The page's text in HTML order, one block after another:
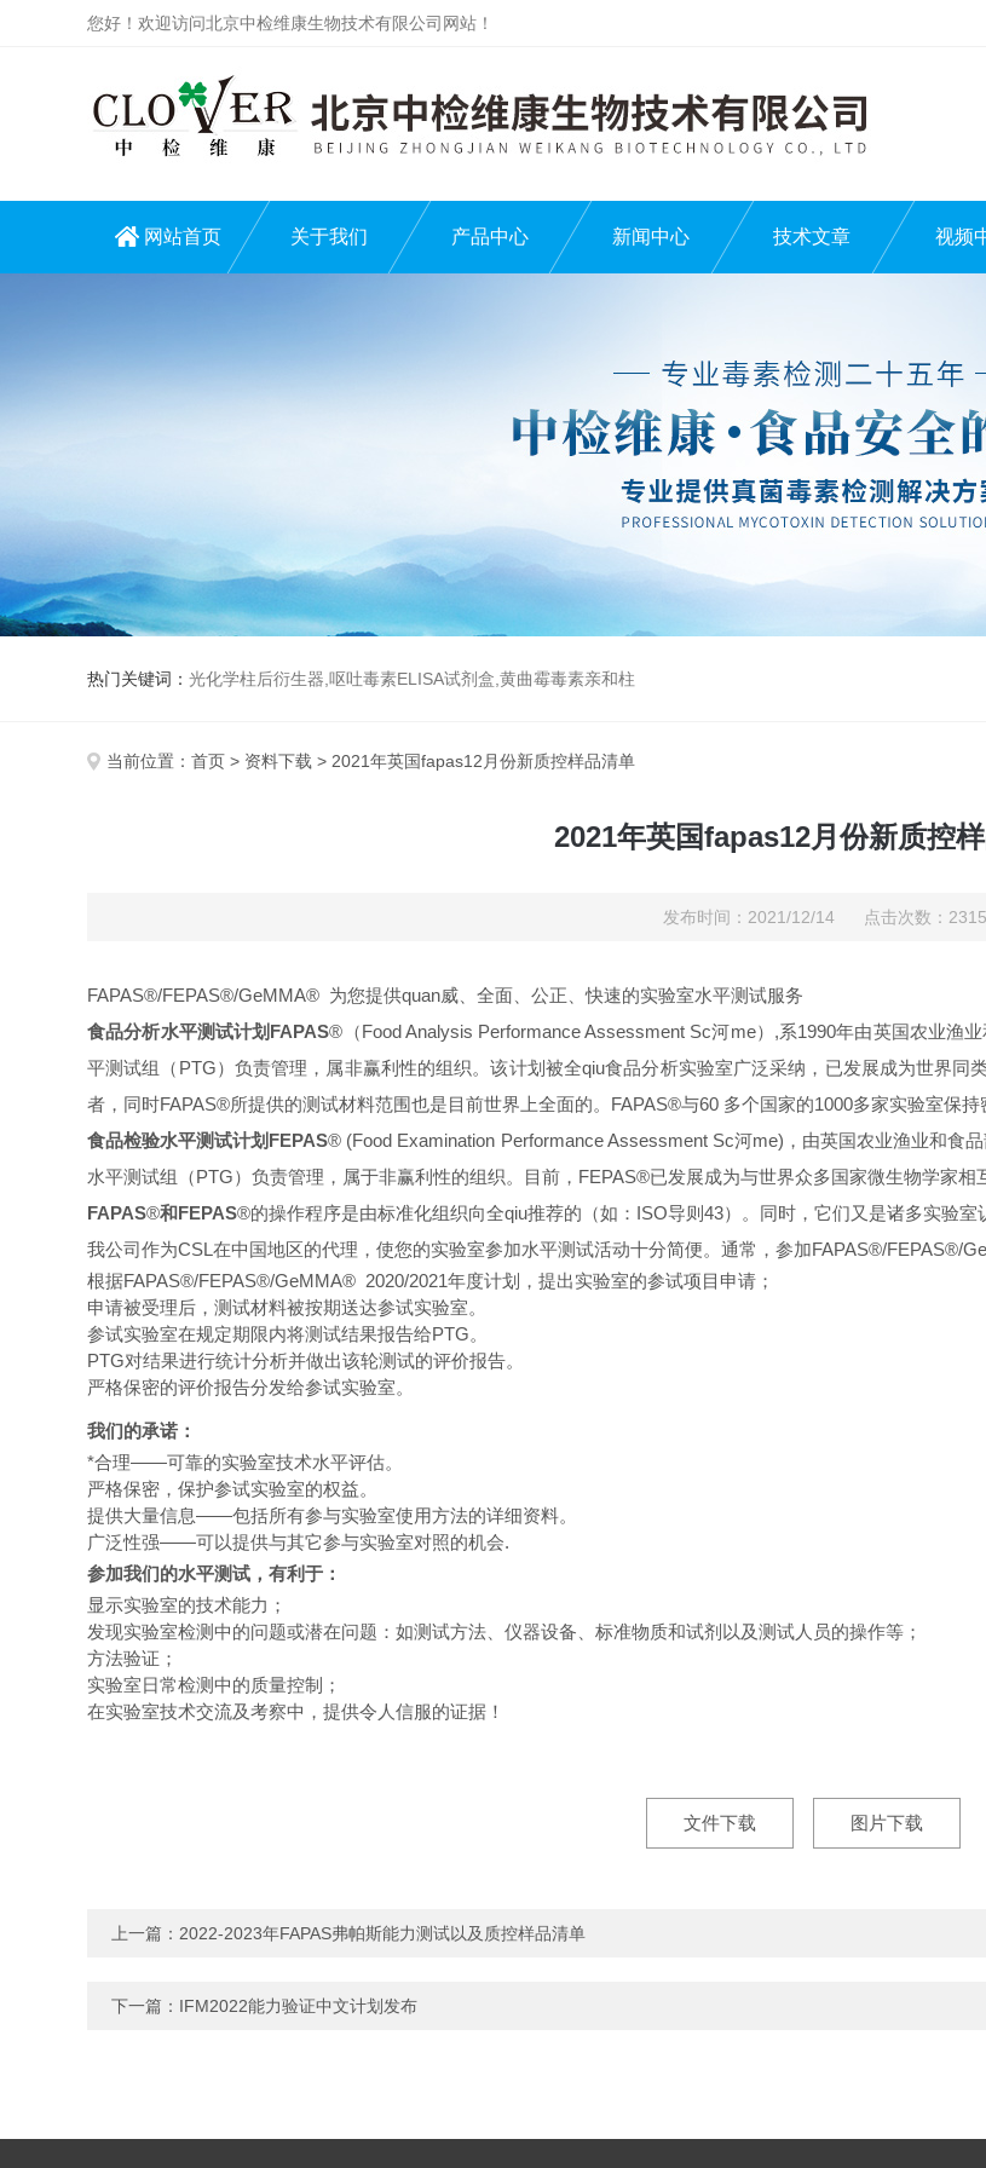
您好！欢迎访问北京中检维康生物技术有限公司网站！
网站首页 关于我们 产品中心 新闻中心 技术文章 视频
热门关键词： 光化学柱后衍生器,呕吐毒素ELISA试剂盒,黄曲霉毒素亲和柱
当前位置： 首页 > 资料下载 > 2021年英国fapas12月份新质控样品清单
2021年英国fapas12月份新质控
发布时间：2021/12/14 点击次数：2315
FAPAS®/FEPAS®/GeMMA® 为您提供quan威、全面、公正、快速的实验室水平测试服务
食品分析水平测试计划FAPAS® （Food Analysis Performance Assessment Sc河me）,系1990年由英国农业
平测试组（PTG）负责管理，属非赢利性的组织。该计划被全qiu食品分析实验室广泛采纳，已发展成为世界
者，同时FAPAS®所提供的测试材料范围也是目前世界上全面的。FAPAS®与60 多个国家的1000多家实验室保持
食品检验水平测试计划FEPAS® (Food Examination Performance Assessment Sc河me)，由英国农业渔业和食
水平测试组（PTG）负责管理，属于非赢利性的组织。目前，FEPAS®已发展成为与世界众多国家微生物学家相
FAPAS®和FEPAS®的操作程序是由标准化组织向全qiu推荐的（如：ISO导则43）。同时，它们又是诸多实验室
我公司作为CSL在中国地区的代理，使您的实验室参加水平测试活动十分简便。通常，参加FAPAS®/FEPAS®/
根据FAPAS®/FEPAS®/GeMMA® 2020/2021年度计划，提出实验室的参试项目申请；
申请被受理后，测试材料被按期送达参试实验室。
参试实验室在规定期限内将测试结果报告给PTG。
PTG对结果进行统计分析并做出该轮测试的评价报告。
严格保密的评价报告分发给参试实验室。
我们的承诺：
*合理——可靠的实验室技术水平评估。
严格保密，保护参试实验室的权益。
提供大量信息——包括所有参与实验室使用方法的详细资料。
广泛性强——可以提供与其它参与实验室对照的机会.
参加我们的水平测试，有利于：
显示实验室的技术能力；
发现实验室检测中的问题或潜在问题：如测试方法、仪器设备、标准物质和试剂以及测试人员的操作等；
方法验证；
实验室日常检测中的质量控制；
在实验室技术交流及考察中，提供令人信服的证据！
文件下载 图片下载
上一篇： 2022-2023年FAPAS弗帕斯能力测试以及质控样品清单
下一篇： IFM2022能力验证中文计划发布